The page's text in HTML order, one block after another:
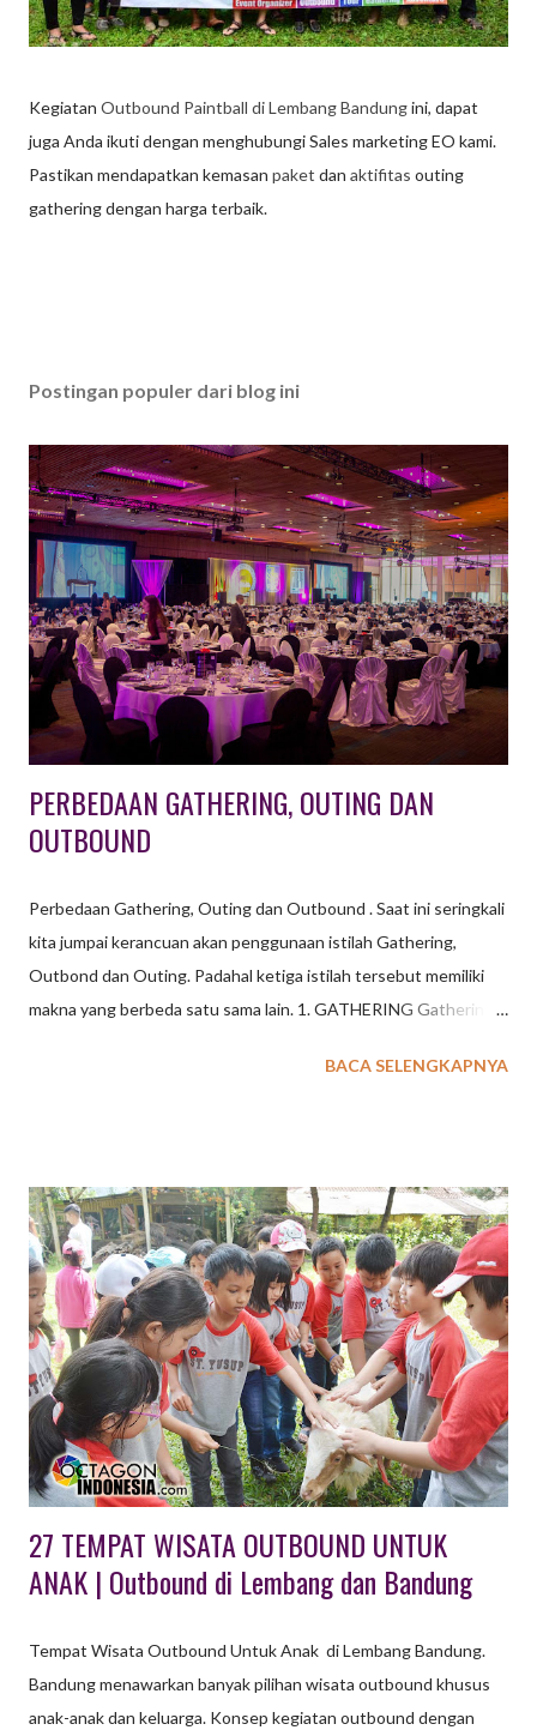
Kegiatan Outbound Paintball di Lembang Bandungini, dapat
juga Anda ikuti dengan menghubungi Sales marketing EO kami.
Pastikan mendapatkan kemasan paket dan aktifitas outing
gathering dengan harga terbaik.
Postingan populer dari blog ini
PERBEDAAN GATHERING, OUTING DAN
OUTBOUND
Perbedaan Gathering, Outing dan Outbound . Saat ini seringkali
kita jumpai kerancuan akan penggunaan istilah Gathering,
Outbond dan Outing. Padahal ketiga istilah tersebut memiliki
makna yang berbeda satu sama lain. 1. GATHERING Gathering
sekolah ataupun perusahaan yang diadakan pada waktu
Kegiatan ini secara fisik, pikiran, dan emosional tidak terlalu
berat. Lebih dominan kepada unsur hiburan. Seperti misalnya
bersama-sama berkunjung ke wahana wisata tertentu, makan
bersama ditambah dengan hiburan musik, artis, ataupun
permainan yang menyenangkan, dan lain sebagainya. Aktivitas
yang dilakukan lebih tertuju pada aspek menyenangkan
sehingga tidak membutuhkan persiapan khusus. Dilingkup
perusahaan, gathering biasanya dibedakan lagi menjadi
Employee Gatheri...
BACA SELENGKAPNYA
27 TEMPAT WISATA OUTBOUND UNTUK
ANAK | Outbound di Lembang dan Bandung
Tempat Wisata Outbound Untuk Anak di Lembang Bandung.
Bandung menawarkan banyak pilihan wisata outbound khusus
anak-anak dan keluarga. Konsep kegiatan outbound dengan